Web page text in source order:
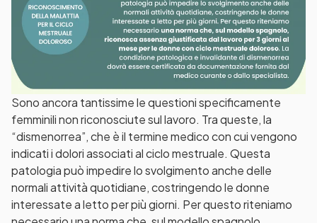
Sono ancora tantissime le questioni specificamente
femminili non riconosciute sul lavoro. Tra queste, la
“dismenorrea”, che è il termine medico con cui vengono
indicati i dolori associati al ciclo mestruale. Questa
patologia può impedire lo svolgimento anche delle
normali attività quotidiane, costringendo le donne
interessate a letto per più giorni. Per questo riteniamo